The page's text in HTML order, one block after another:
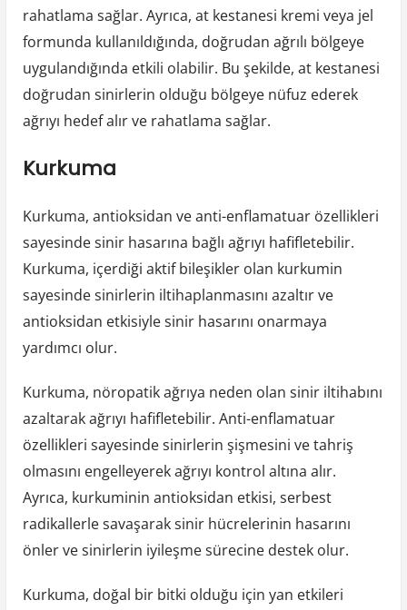
rahatlama sağlar. Ayrıca, at kestanesi kremi veya jel
formunda kullanıldığında, doğrudan ağrılı bölgeye
uygulandığında etkili olabilir. Bu şekilde, at kestanesi
doğrudan sinirlerin olduğu bölgeye nüfuz ederek
ağrıyı hedef alır ve rahatlama sağlar.
Kurkuma
Kurkuma, antioksidan ve anti-enflamatuar özellikleri
sayesinde sinir hasarına bağlı ağrıyı hafifletebilir.
Kurkuma, içerdiği aktif bileşikler olan kurkumin
sayesinde sinirlerin iltihaplanmasını azaltır ve
antioksidan etkisiyle sinir hasarını onarmaya
yardımcı olur.
Kurkuma, nöropatik ağrıya neden olan sinir iltihabını
azaltarak ağrıyı hafifletebilir. Anti-enflamatuar
özellikleri sayesinde sinirlerin şişmesini ve tahriş
olmasını engelleyerek ağrıyı kontrol altına alır.
Ayrıca, kurkuminin antioksidan etkisi, serbest
radikallerle savaşarak sinir hücrelerinin hasarını
önler ve sinirlerin iyileşme sürecine destek olur.
Kurkuma, doğal bir bitki olduğu için yan etkileri